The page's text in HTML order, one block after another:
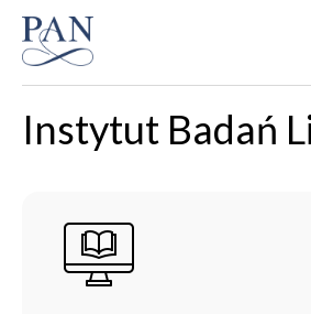
Instytut Badań